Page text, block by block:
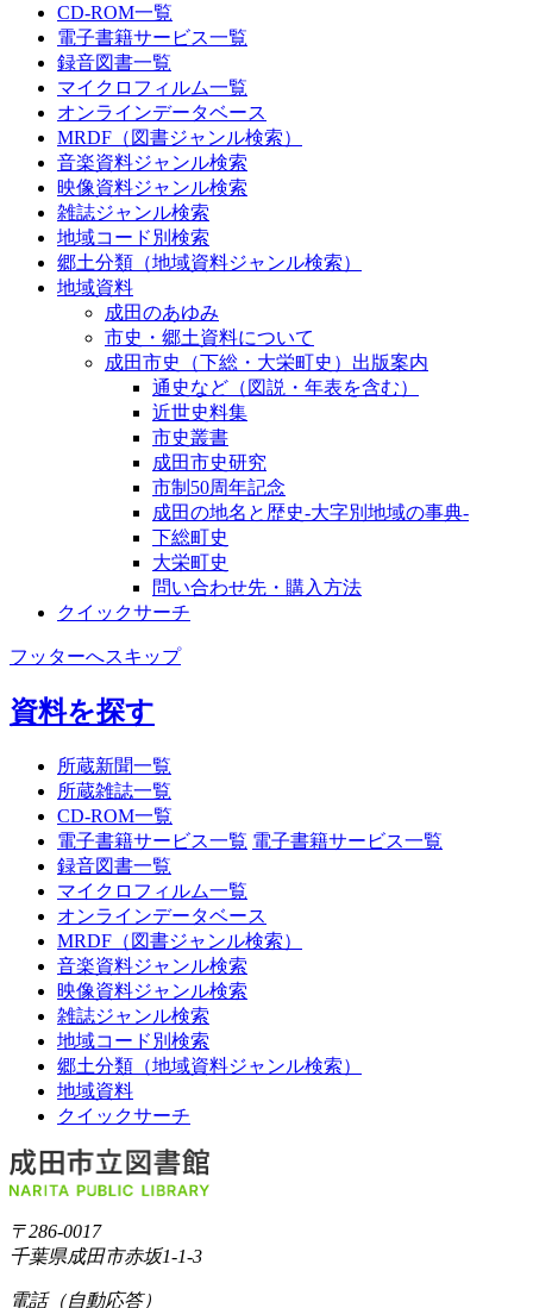
CD-ROM一覧
電子書籍サービス一覧
録音図書一覧
マイクロフィルム一覧
オンラインデータベース
MRDF（図書ジャンル検索）
音楽資料ジャンル検索
映像資料ジャンル検索
雑誌ジャンル検索
地域コード別検索
郷土分類（地域資料ジャンル検索）
地域資料
成田のあゆみ
市史・郷土資料について
成田市史（下総・大栄町史）出版案内
通史など（図説・年表を含む）
近世史料集
市史叢書
成田市史研究
市制50周年記念
成田の地名と歴史-大字別地域の事典-
下総町史
大栄町史
問い合わせ先・購入方法
クイックサーチ
フッターへスキップ
資料を探す
所蔵新聞一覧
所蔵雑誌一覧
CD-ROM一覧
電子書籍サービス一覧 電子書籍サービス一覧
録音図書一覧
マイクロフィルム一覧
オンラインデータベース
MRDF（図書ジャンル検索）
音楽資料ジャンル検索
映像資料ジャンル検索
雑誌ジャンル検索
地域コード別検索
郷土分類（地域資料ジャンル検索）
地域資料
クイックサーチ
〒286-0017
千葉県成田市赤坂1-1-3
電話（自動応答）